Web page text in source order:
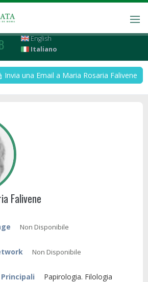
English
Italiano
Invia una Email a Maria Rosaria Falivene
Falivene
Non Disponibile
Non Disponibile